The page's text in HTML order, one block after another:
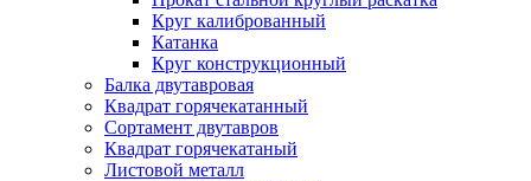
Круг калиброванный
Катанка
Круг конструкционный
Балка двутавровая
Квадрат горячекатанный
Сортамент двутавров
Квадрат горячекатаный
Листовой металл